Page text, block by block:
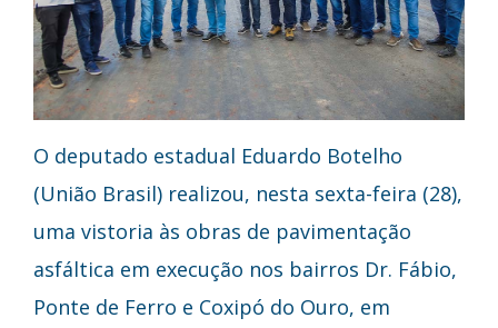
O deputado estadual Eduardo Botelho
(União Brasil) realizou, nesta sexta-feira (28),
uma vistoria às obras de pavimentação
asfáltica em execução nos bairros Dr. Fábio,
Ponte de Ferro e Coxipó do Ouro, em